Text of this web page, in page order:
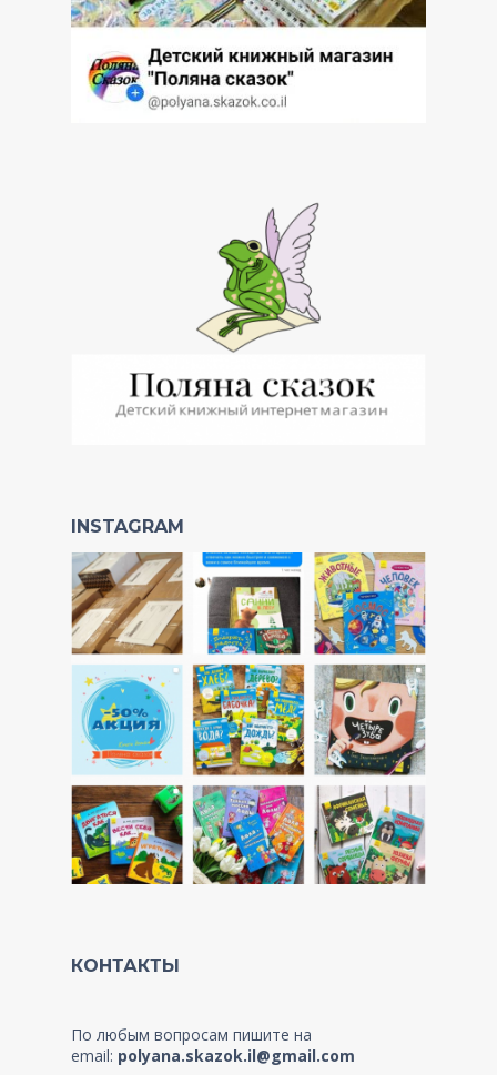
INSTAGRAM
КОНТАКТЫ
По любым вопросам пишите на
email: polyana.skazok.il@gmail.com